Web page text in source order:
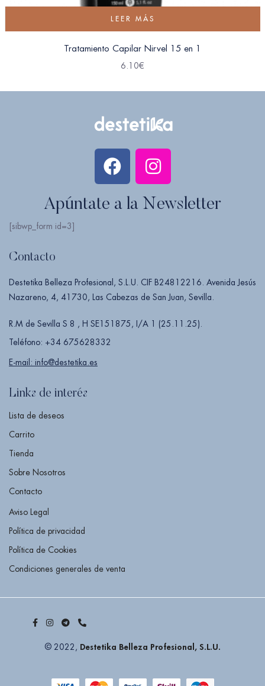
LEER MÁS
Tratamiento Capilar Nirvel 15 en 1
6.10€
Apúntate a la Newsletter
[sibwp_form id=3]
Contacto
Destetika Belleza Profesional, S.L.U. CIF B24812216. Avenida Jesús
Nazareno, 4, 41730, Las Cabezas de San Juan, Sevilla.
R.M de Sevilla S 8 , H SE151875, I/A 1 (25.11.25).
Teléfono: +34 675628332
E-mail: info@destetika.es
Links de interés
Lista de deseos
Carrito
Tienda
Sobre Nosotros
Contacto
Aviso Legal
Política de privacidad
Política de Cookies
Condiciones generales de venta
© 2022, Destetika Belleza Profesional, S.L.U.